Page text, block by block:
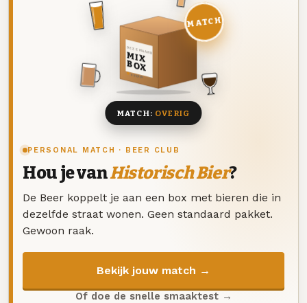
PERSONAL MATCH · BEER CLUB
Hou je vanHistorisch Bier?
De Beer koppelt je aan een box met bieren die in
dezelfde straat wonen. Geen standaard pakket.
Gewoon raak.
Bekijk jouw match →
Of doe de snelle smaaktest →
DEZE MAAND
MIX
BOX
8 BIEREN
MATCH
MATCH: OVERIG